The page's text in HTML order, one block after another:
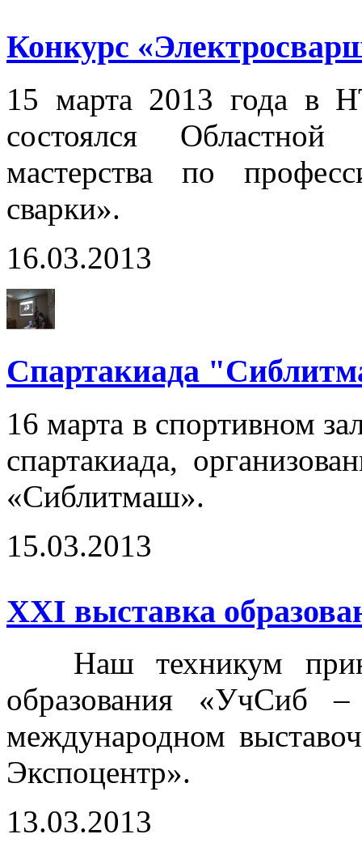
Конкурс
15 марта 2013 года
состоялся Областной
мастерства по
сварки».
16.03.2013
Спартакиада
16 марта в спортивном
спартакиада,
«Сиблитмаш».
15.03.2013
ХХI выставка
Наш техникум
образования «УчСиб
международном
Экспоцентр».
13.03.2013